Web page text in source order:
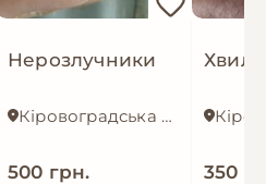
Нерозлучники
Кіровоградська область
500 грн. 350